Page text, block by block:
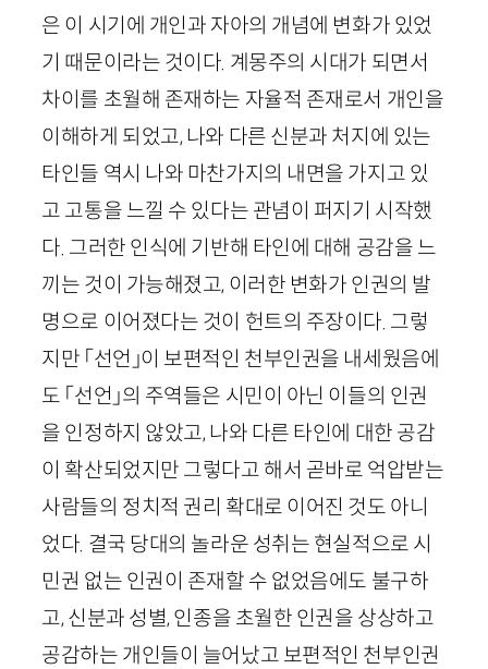
은 이 시기에 개인과 자아의 개념에 변화가 있었
기 때문이라는 것이다. 계몽주의 시대가 되면서
차이를 초월해 존재하는 자율적 존재로서 개인을
이해하게 되었고, 나와 다른 신분과 처지에 있는
타인들 역시 나와 마찬가지의 내면을 가지고 있
고 고통을 느낄 수 있다는 관념이 퍼지기 시작했
다. 그러한 인식에 기반해 타인에 대해 공감을 느
끼는 것이 가능해졌고, 이러한 변화가 인권의 발
명으로 이어졌다는 것이 헌트의 주장이다. 그렇
지만 「선언」이 보편적인 천부인권을 내세웠음에
도 「선언」의 주역들은 시민이 아닌 이들의 인권
을 인정하지 않았고, 나와 다른 타인에 대한 공감
이 확산되었지만 그렇다고 해서 곧바로 억압받는
사람들의 정치적 권리 확대로 이어진 것도 아니
었다. 결국 당대의 놀라운 성취는 현실적으로 시
민권 없는 인권이 존재할 수 없었음에도 불구하
고, 신분과 성별, 인종을 초월한 인권을 상상하고
공감하는 개인들이 늘어났고 보편적인 천부인권